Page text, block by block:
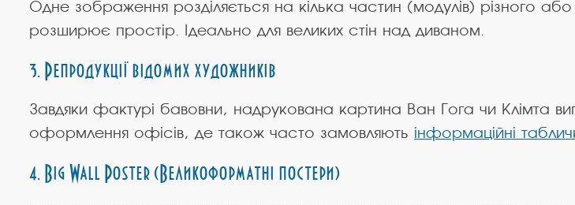
Одне зображення розділяється на кілька частин (модулів) різного
розширює простір. Ідеально для великих стін над диваном.
3. Репродукції відомих художників
Завдяки фактурі бавовни, надрукована картина Ван Гога чи Клімта
оформлення офісів, де також часто замовляють інформаційні
4. Big Wall Poster (Великоформатні постери)